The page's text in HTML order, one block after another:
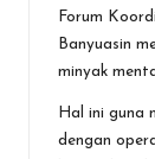
Forum
Banyuasin
minyak
Hal ini guna
dengan